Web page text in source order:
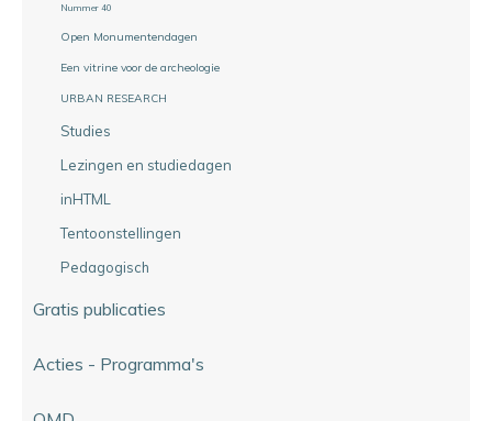
Nummer 40
Open Monumentendagen
Een vitrine voor de archeologie
URBAN RESEARCH
Studies
Lezingen en studiedagen
inHTML
Tentoonstellingen
Pedagogisch
Gratis publicaties
Acties - Programma's